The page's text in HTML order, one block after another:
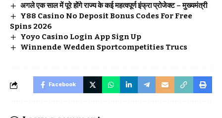
अगले एक साल में पूरे होंगे राज्य के कई महत्वपूर्ण इंफ्रा प्रोजेक्ट – मुख्यमंत्री
Y88 Casino No Deposit Bonus Codes For Free
Spins 2026
Yoyo Casino Login App Sign Up
Winnende Wedden Sportcompetities Trucs
Facebook